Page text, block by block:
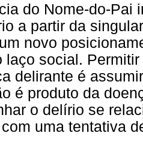
do Nome-do-Pai
a partir da
novo
laço social.
delirante é
é produto da
o delírio se
uma tentativa